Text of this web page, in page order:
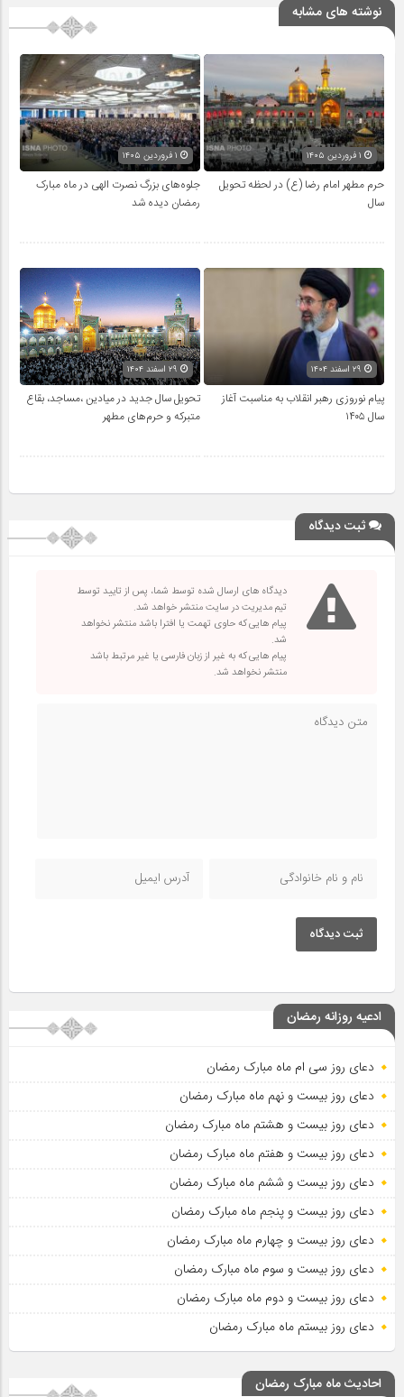
نوشته های مشابه
حرم مطهر امام رضا (ع) در لحظه تحویل
سال
جلوه‌های بزرگ نصرت الهی در ماه مبارک
رمضان دیده شد
پیام نوروزی رهبر انقلاب به مناسبت آغاز
سال ۱۴۰۵
تحویل سال‌ جدید در میادین ،مساجد، بقاع
متبرکه‌ و حرم‌های‌ مطهر
ثبت دیدگاه
دیدگاه های ارسال شده توسط شما، پس از تایید توسط
تیم مدیریت در سایت منتشر خواهد شد.
پیام هایی که حاوی تهمت یا افترا باشد منتشر نخواهد
شد.
پیام هایی که به غیر از زبان فارسی یا غیر مرتبط باشد
منتشر نخواهد شد.
ثبت دیدگاه
ادعیه روزانه رمضان
دعای روز سی ام ماه مبارک رمضان
دعای روز بیست و نهم ماه مبارک رمضان
دعای روز بیست و هشتم ماه مبارک رمضان
دعای روز بیست و هفتم ماه مبارک رمضان
دعای روز بیست و ششم ماه مبارک رمضان
دعای روز بیست و پنجم ماه مبارک رمضان
دعای روز بیست و چهارم ماه مبارک رمضان
دعای روز بیست و سوم ماه مبارک رمضان
دعای روز بیست و دوم ماه مبارک رمضان
دعای روز بیستم ماه مبارک رمضان
احادیث ماه مبارک رمضان